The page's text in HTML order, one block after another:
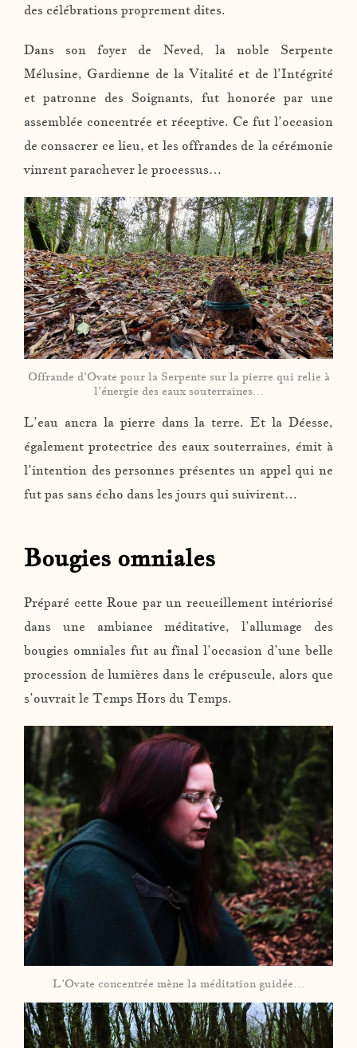
des célébrations proprement dites.
Dans son foyer de Neved, la noble Serpente
Mélusine, Gardienne de la Vitalité et de l’Intégrité
et patronne des Soignants, fut honorée par une
assemblée concentrée et réceptive. Ce fut l’occasion
de consacrer ce lieu, et les offrandes de la cérémonie
vinrent parachever le processus…
Offrande d’Ovate pour la Serpente sur la pierre qui relie à
l’énergie des eaux souterraines…
L’eau ancra la pierre dans la terre. Et la Déesse,
également protectrice des eaux souterraines, émit à
l’intention des personnes présentes un appel qui ne
fut pas sans écho dans les jours qui suivirent…
Bougies omniales
Préparé cette Roue par un recueillement intériorisé
dans une ambiance méditative, l’allumage des
bougies omniales fut au final l’occasion d’une belle
procession de lumières dans le crépuscule, alors que
s’ouvrait le Temps Hors du Temps.
L’Ovate concentrée mène la méditation guidée…